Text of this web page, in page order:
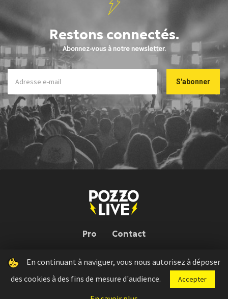
Restons connectés.
Abonnez-vous à notre newsletter.
Pro Contact
Pozzo Live © 2026 | Conception : Pozzo Team, avec l'aide deBloop
Press kit Règlement concours Mentions légales
En continuant à naviguer, vous nous autorisez à déposer
des cookies à des fins de mesure d'audience.
Accepter